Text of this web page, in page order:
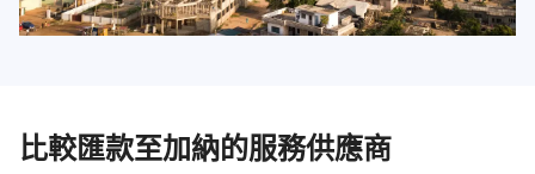
比較匯款至加納的服務供應商